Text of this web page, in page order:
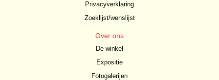
Privacyverklaring
Zoeklijst/wenslijst
Over ons
De winkel
Expositie
Fotogalerijen